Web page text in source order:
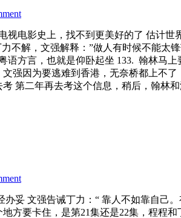
视电影史上，找不到更美好的了 估计
不解，文强解释：”做人有时候不能
语方言，也就是仰卧起坐 133. 翰林马
强因为要逃难到香港，无奈桥都上不
第二年再去考这个信息，稍后，翰林
妥 文强告诫丁力：“ 靠人不如靠自
方要卡住，是第21集还是22集，程程